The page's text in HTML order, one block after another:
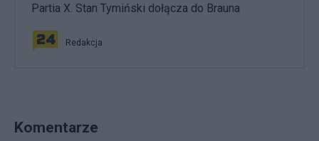
Partia X. Stan Tymiński dołącza do Brauna
Redakcja
Komentarze